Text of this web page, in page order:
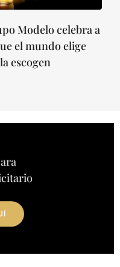
Modelo celebra a
el mundo elige
escogen